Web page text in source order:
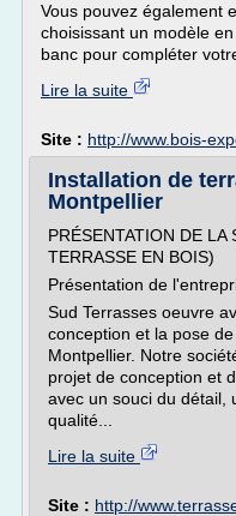
Vous pouvez également
choisissant un modèle
banc pour compléter
Lire la suite
Site : http://www.bois-
Installation de
Montpellier
PRÉSENTATION DE
TERRASSE EN BOIS)
Présentation de
Sud Terrasses oeuvre
conception et la pose
Montpellier. Notre
projet de conception et
avec un souci du détail,
qualité...
Lire la suite
Site : http://